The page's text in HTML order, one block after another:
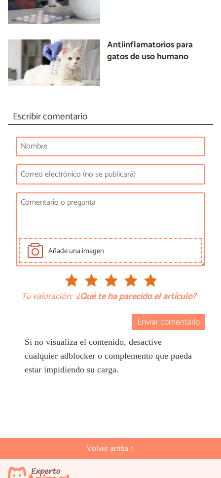
Antiinflamatorios para
gatos de uso humano
Escribir comentario
Añade una imagen
Tu valoración: ¿Qué te ha parecido el artículo?
Enviar comentario
Si no visualiza el contenido, desactive
cualquier adblocker o complemento que pueda
estar impidiendo su carga.
Volver arriba ↑